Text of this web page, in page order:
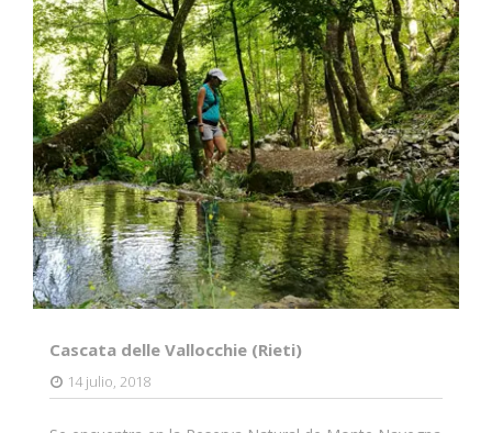
Cascata delle Vallocchie (Rieti)
14 julio, 2018